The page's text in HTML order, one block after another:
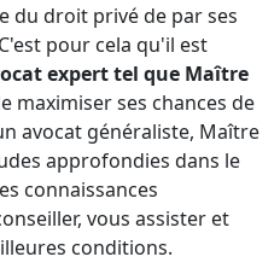
du droit privé de par ses
pour cela qu'il est
expert tel que Maître
maximiser ses chances de
avocat généraliste, Maître
approfondies dans le
connaissances
vous assister et
conditions.